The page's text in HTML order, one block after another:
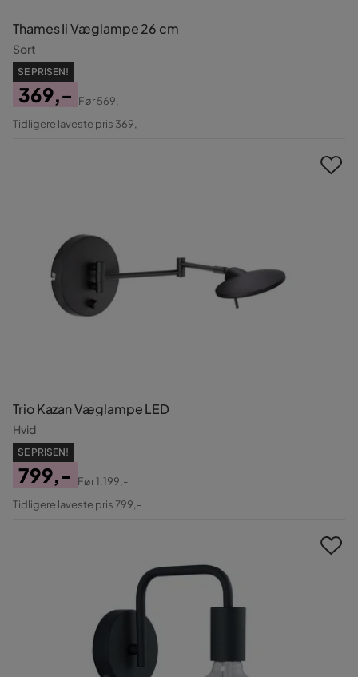
Thames Ii Væglampe 26 cm
Sort
SE PRISEN!
Pris
369,-
Original
Før569,-
Tidligere laveste pris 369,-
Trio Kazan Væglampe LED
Hvid
SE PRISEN!
Pris
799,-
Original
Før1.199,-
Tidligere laveste pris 799,-